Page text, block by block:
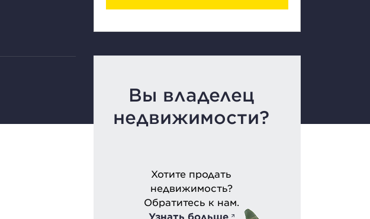
Вы владелец
недвижимости?
Хотите продать
недвижимость?
Обратитесь к нам.
Узнать больше